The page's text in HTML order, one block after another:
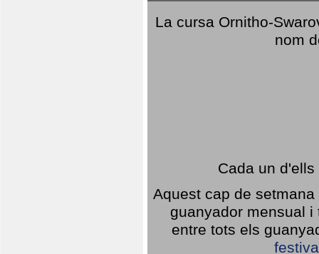
La cursa Ornitho-
nom
Cada un
Aquest cap de
guanyador mensual
entre tots els